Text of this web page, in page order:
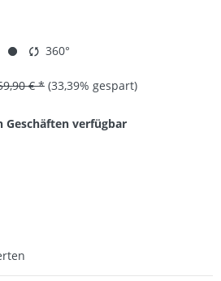
360°
€ * (33,39% gespart)
verfügbar